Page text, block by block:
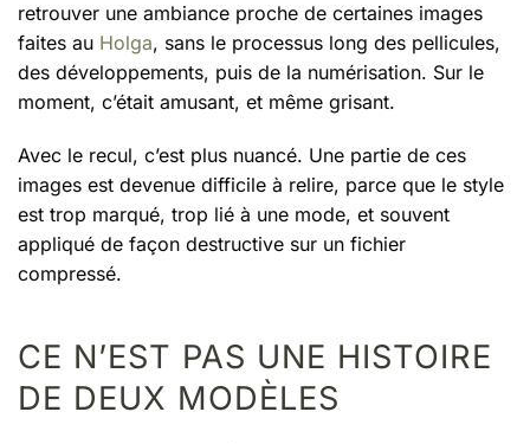
retrouver une ambiance proche de certaines images
faites au Holga, sans le processus long des pellicules,
des développements, puis de la numérisation. Sur le
moment, c’était amusant, et même grisant.
Avec le recul, c’est plus nuancé. Une partie de ces
images est devenue difficile à relire, parce que le style
est trop marqué, trop lié à une mode, et souvent
appliqué de façon destructive sur un fichier
compressé.
CE N’EST PAS UNE HISTOIRE
DE DEUX MODÈLES